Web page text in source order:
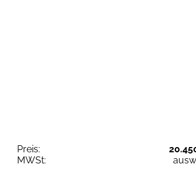
Preis:
MWSt: